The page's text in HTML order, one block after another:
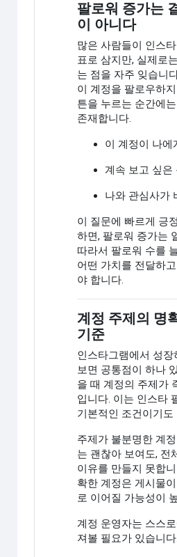
팔로워 증가는
이 아니다
많은 사람들이 인스
표로 삼지만, 실제로
는 점을 자주 잊습니
이 계정을 팔로우하
튼을 누르는 순간에
존재합니다.
이 계정이 나에
계속 보고 싶은
나와 관심사가
이 질문에 빠르게 긍
하면, 팔로워 증가는
따라서 팔로워 수를
어떤 가치를 전달하
야 합니다.
계정 주제의 명
기준
인스타그램에서 성장
보면 공통점이 하나
을 때 계정의 주제가
입니다. 이는 인스타
기본적인 조건이기도
주제가 불분명한 계
는 괜찮아 보여도, 전
이유를 만들지 못합
확한 계정은 게시물
로 이어질 가능성이
계정 운영자는 스스
져볼 필요가 있습니다.